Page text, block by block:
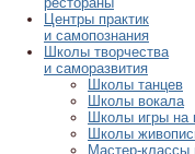
Центры практик
и самопознания
Школы творчества
и саморазвития
Школы танцев
Школы вокала
Школы игры на
Школы
Мастер-классы